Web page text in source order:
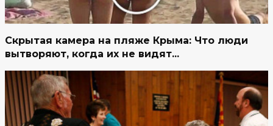
Скрытая камера на пляже Крыма: Что люди
вытворяют, когда их не видят...